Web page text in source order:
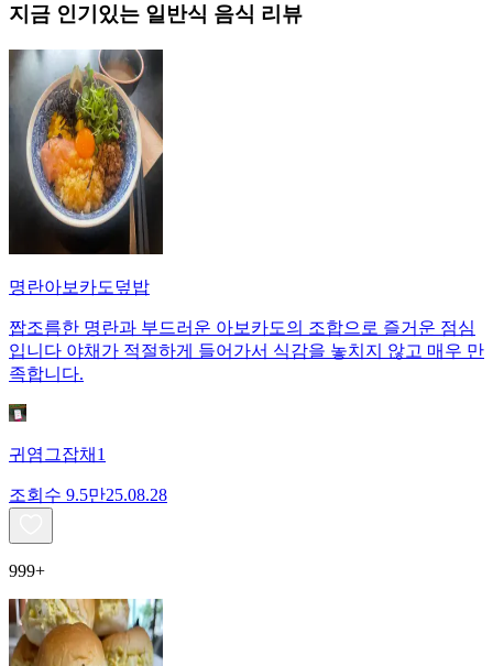
지금 인기있는 일반식 음식 리뷰
명란아보카도덮밥
짭조름한 명란과 부드러운 아보카도의 조합으로 즐거운 점심
입니다 야채가 적절하게 들어가서 식감을 놓치지 않고 매우 만
족합니다.
귀염그잡채1
조회수 9.5만25.08.28
999+